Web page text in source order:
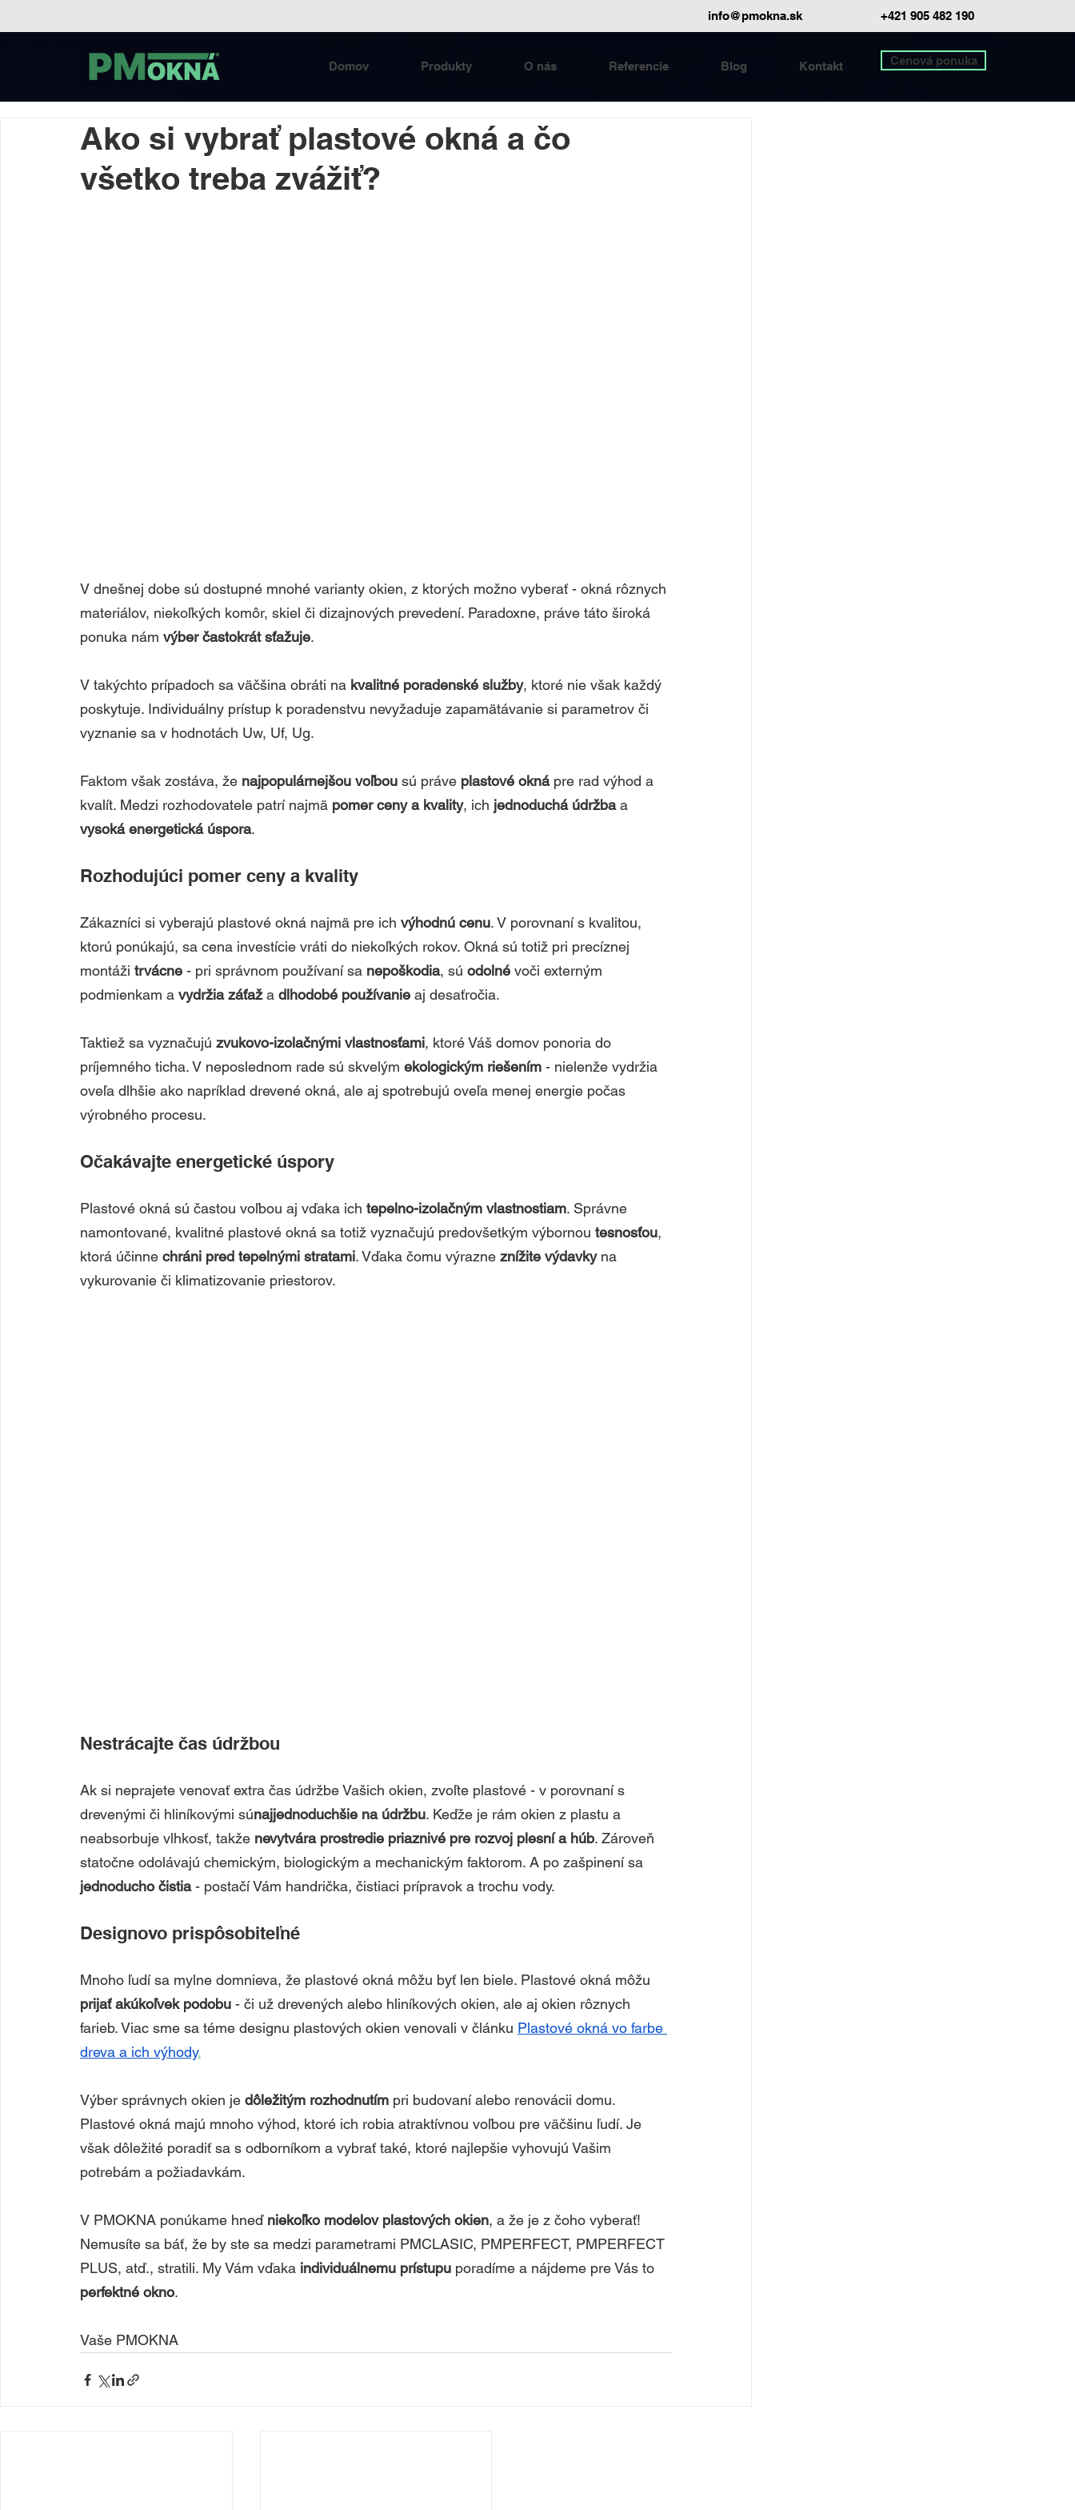
info@pmokna.sk +421 905 482 190
Domov Produkty O nás Referencie Blog Kontakt Cenová ponuka
Ako si vybrať plastové okná a čo
všetko treba zvážiť?
V dnešnej dobe sú dostupné mnohé varianty okien, z ktorých možno vyberať - okná rôznych
materiálov, niekoľkých komôr, skiel či dizajnových prevedení. Paradoxne, práve táto široká
ponuka nám výber častokrát sťažuje.
V takýchto prípadoch sa väčšina obráti na kvalitné poradenské služby, ktoré nie však každý
poskytuje. Individuálny prístup k poradenstvu nevyžaduje zapamätávanie si parametrov či
vyznanie sa v hodnotách Uw, Uf, Ug.
Faktom však zostáva, že najpopulárnejšou voľbou sú práve plastové okná pre rad výhod a
kvalít. Medzi rozhodovatele patrí najmä pomer ceny a kvality, ich jednoduchá údržba a
vysoká energetická úspora.
Rozhodujúci pomer ceny a kvality
Zákazníci si vyberajú plastové okná najmä pre ich výhodnú cenu. V porovnaní s kvalitou,
ktorú ponúkajú, sa cena investície vráti do niekoľkých rokov. Okná sú totiž pri precíznej
montáži trvácne - pri správnom používaní sa nepoškodia, sú odolné voči externým
podmienkam a vydržia záťaž a dlhodobé používanie aj desaťročia.
Taktiež sa vyznačujú zvukovo-izolačnými vlastnosťami, ktoré Váš domov ponoria do
príjemného ticha. V neposlednom rade sú skvelým ekologickým riešením - nielenže vydržia
oveľa dlhšie ako napríklad drevené okná, ale aj spotrebujú oveľa menej energie počas
výrobného procesu.
Očakávajte energetické úspory
Plastové okná sú častou voľbou aj vďaka ich tepelno-izolačným vlastnostiam. Správne
namontované, kvalitné plastové okná sa totiž vyznačujú predovšetkým výbornou tesnosťou,
ktorá účinne chráni pred tepelnými stratami. Vďaka čomu výrazne znížite výdavky na
vykurovanie či klimatizovanie priestorov.
Nestrácajte čas údržbou
Ak si neprajete venovať extra čas údržbe Vašich okien, zvoľte plastové - v porovnaní s
drevenými či hliníkovými súnajjednoduchšie na údržbu. Keďže je rám okien z plastu a
neabsorbuje vlhkosť, takže nevytvára prostredie priaznivé pre rozvoj plesní a húb. Zároveň
statočne odolávajú chemickým, biologickým a mechanickým faktorom. A po zašpinení sa
jednoducho čistia - postačí Vám handrička, čistiaci prípravok a trochu vody.
Designovo prispôsobiteľné
Mnoho ľudí sa mylne domnieva, že plastové okná môžu byť len biele. Plastové okná môžu
prijať akúkoľvek podobu - či už drevených alebo hliníkových okien, ale aj okien rôznych
farieb. Viac sme sa téme designu plastových okien venovali v článku Plastové okná vo farbe
dreva a ich výhody.
Výber správnych okien je dôležitým rozhodnutím pri budovaní alebo renovácii domu.
Plastové okná majú mnoho výhod, ktoré ich robia atraktívnou voľbou pre väčšinu ľudí. Je
však dôležité poradiť sa s odborníkom a vybrať také, ktoré najlepšie vyhovujú Vašim
potrebám a požiadavkám.
V PMOKNA ponúkame hneď niekoľko modelov plastových okien, a že je z čoho vyberať!
Nemusíte sa báť, že by ste sa medzi parametrami PMCLASIC, PMPERFECT, PMPERFECT
PLUS, atď., stratili. My Vám vďaka individuálnemu prístupu poradíme a nájdeme pre Vás to
perfektné okno.
Vaše PMOKNA